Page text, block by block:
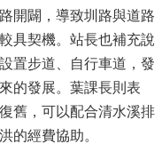
開闢，導致圳路與道路
具契機。站長也補充說
置步道、自行車道，發
的發展。葉課長則表
舊，可以配合清水溪排
的經費協助。